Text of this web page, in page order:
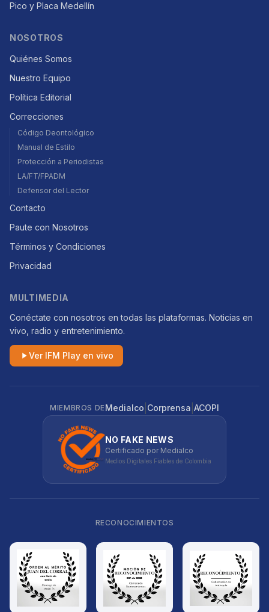
Pico y Placa Medellín
NOSOTROS
Quiénes Somos
Nuestro Equipo
Política Editorial
Correcciones
Código Deontológico
Manual de Estilo
Protección a Periodistas
LA/FT/FPADM
Defensor del Lector
Contacto
Paute con Nosotros
Términos y Condiciones
Privacidad
MULTIMEDIA
Conéctate con nosotros en todas las plataformas. Noticias en
vivo, radio y entretenimiento.
Ver IFM Play en vivo
MIEMBROS DEMedialco Corprensa ACOPI
NO FAKE NEWS
Certificado por Medialco
Medios Digitales Fiables de Colombia
RECONOCIMIENTOS